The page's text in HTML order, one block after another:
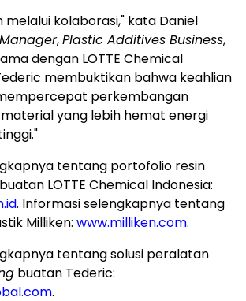
melalui kolaborasi," kata Daniel
,Plastic Additives Business,
dengan LOTTE Chemical
membuktikan bahwa keahlian
perkembangan
yang lebih hemat energi
tentang portofolio resin
LOTTE Chemical Indonesia:
. Informasi selengkapnya tentang
Milliken: www.milliken.com.
tentang solusi peralatan
buatan Tederic:
.